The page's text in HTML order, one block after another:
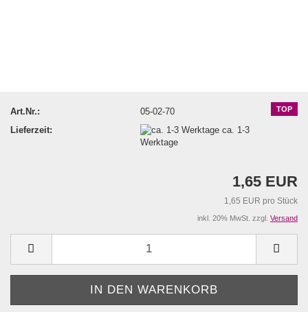
TOP
Art.Nr.:
05-02-70
Lieferzeit:
ca. 1-3
Werktage
1,65 EUR
1,65 EUR pro Stück
inkl. 20% MwSt. zzgl. Versand